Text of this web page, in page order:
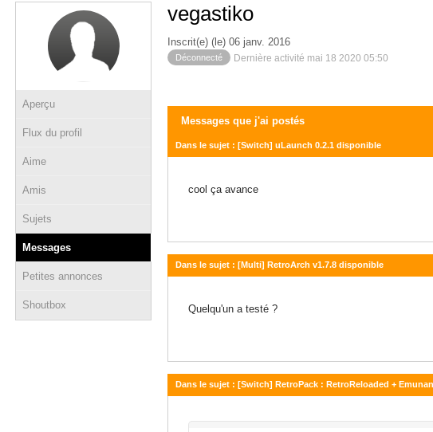
Aperçu
Flux du profil
Aime
Amis
Sujets
Messages
Petites annonces
Shoutbox
vegastiko
Inscrit(e) (le) 06 janv. 2016
Déconnecté Dernière activité mai 18 2020 05:50
Messages que j'ai postés
Dans le sujet : [Switch] uLaunch 0.2.1 disponible
cool ça avance
Dans le sujet : [Multi] RetroArch v1.7.8 disponible
Quelqu'un a testé ?
Dans le sujet : [Switch] RetroPack : RetroReloaded +